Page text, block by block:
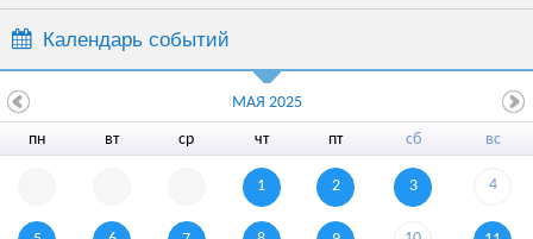
Календарь событий
пн вт ср чт пт сб вс
1 2 3 4
МАЯ 2025